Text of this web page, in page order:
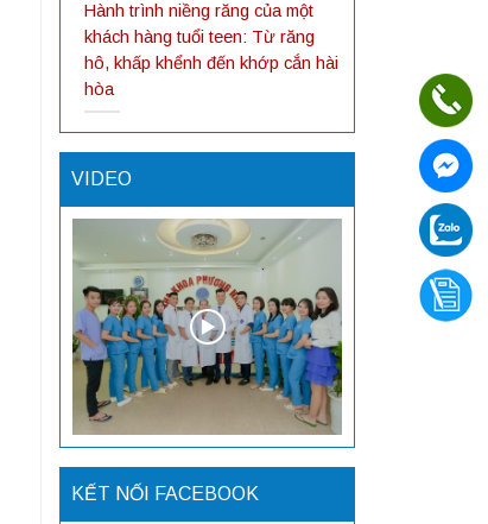
Hành trình niềng răng của một
khách hàng tuổi teen: Từ răng
hô, khấp khểnh đến khớp cắn hài
hòa
VIDEO
KẾT NỐI FACEBOOK